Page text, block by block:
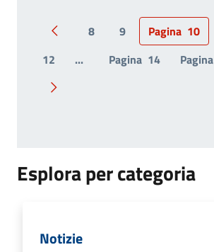
Pagina precedente
8 9 Pagina 10
12
... Pagina 14 Pagina
Pagina successiva
Esplora per categoria
Notizie